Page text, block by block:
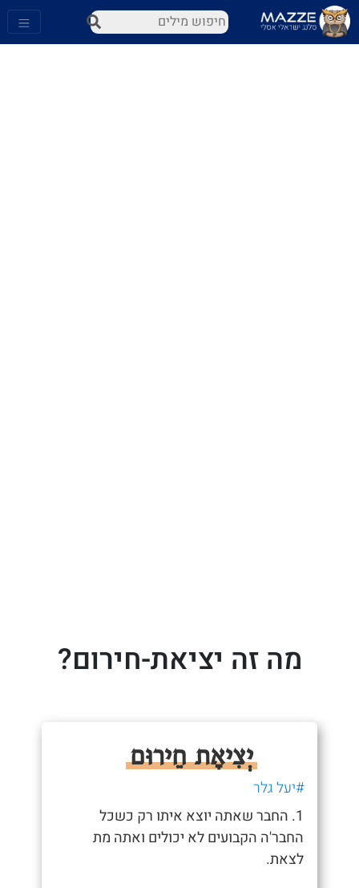
מה זה יציאת-חירום?
יְצִיאָת חֵירוּם
#יעל גלר
1. החבר שאתה יוצא איתו רק כשכל
החבר'ה הקבועים לא יכולים ואתה מת
לצאת.